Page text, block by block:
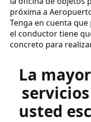
próxima a
Tenga en cuenta
el conductor tiene
concreto para
La
usted